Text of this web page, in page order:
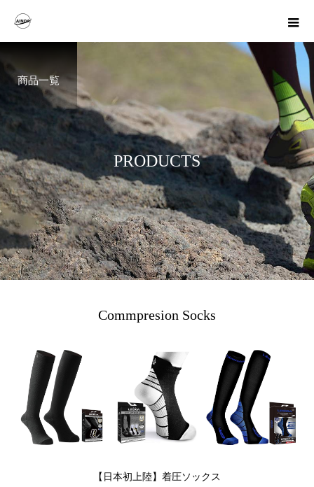
商品一覧
PRODUCTS
Commpresion Socks
【日本初上陸】着圧ソックス